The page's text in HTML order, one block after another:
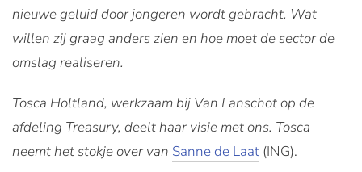
nieuwe geluid door jongeren wordt gebracht. Wat
willen zij graag anders zien en hoe moet de sector de
omslag realiseren.
Tosca Holtland, werkzaam bij Van Lanschot op de
afdeling Treasury, deelt haar visie met ons. Tosca
neemt het stokje over van Sanne de Laat (ING).